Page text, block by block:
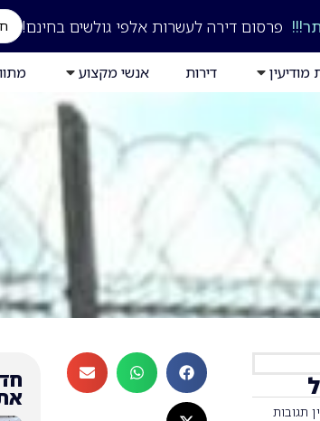
פרסום דירה לעשרות אלפי גולשים בחינם!
דירות אנשי מקצוע
תגובות